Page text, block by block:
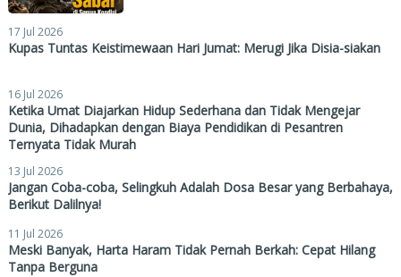
17 Jul 2026
Kupas Tuntas Keistimewaan Hari Jumat: Merugi Jika Disia-siakan
16 Jul 2026
Ketika Umat Diajarkan Hidup Sederhana dan Tidak Mengejar
Dunia, Dihadapkan dengan Biaya Pendidikan di Pesantren
Ternyata Tidak Murah
13 Jul 2026
Jangan Coba-coba, Selingkuh Adalah Dosa Besar yang Berbahaya,
Berikut Dalilnya!
11 Jul 2026
Meski Banyak, Harta Haram Tidak Pernah Berkah: Cepat Hilang
Tanpa Berguna